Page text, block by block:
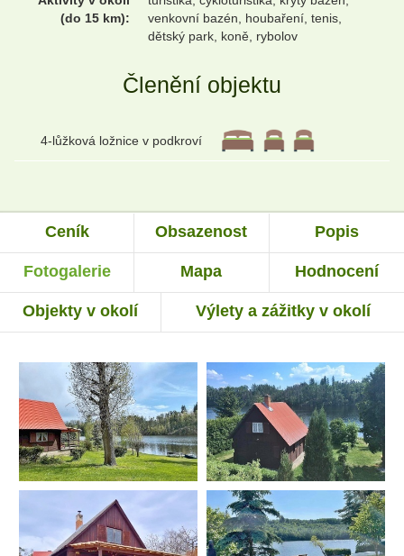
(do 15 km):
venkovní bazén, houbaření, tenis,
dětský park, koně, rybolov
Členění objektu
4-lůžková ložnice v podkroví
Ceník Obsazenost Popis
Fotogalerie Mapa Hodnocení
Objekty v okolí Výlety a zážitky v okolí